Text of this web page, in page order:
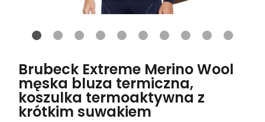
Brubeck Extreme Merino Wool
męska bluza termiczna,
koszulka termoaktywna z
krótkim suwakiem